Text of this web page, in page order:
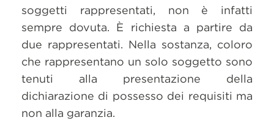
soggetti rappresentati, non è infatti
sempre dovuta. È richiesta a partire da
due rappresentati. Nella sostanza, coloro
che rappresentano un solo soggetto sono
tenuti alla presentazione della
dichiarazione di possesso dei requisiti ma
non alla garanzia.